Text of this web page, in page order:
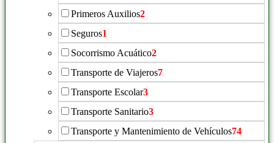
Primeros Auxilios2
Seguros1
Socorrismo Acuático2
Transporte de Viajeros7
Transporte Escolar3
Transporte Sanitario3
Transporte y Mantenimiento de Vehículos74